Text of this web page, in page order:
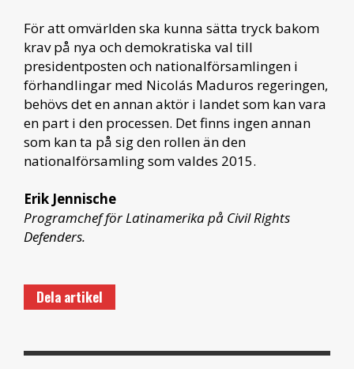
För att omvärlden ska kunna sätta tryck bakom
krav på nya och demokratiska val till
presidentposten och nationalförsamlingen i
förhandlingar med Nicolás Maduros regeringen,
behövs det en annan aktör i landet som kan vara
en part i den processen. Det finns ingen annan
som kan ta på sig den rollen än den
nationalförsamling som valdes 2015.
Erik Jennische
Programchef för Latinamerika på Civil Rights
Defenders.
Dela artikel